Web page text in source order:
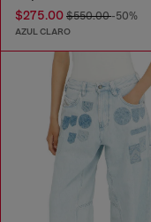
$275.00 $550.00-50%
AZUL CLARO